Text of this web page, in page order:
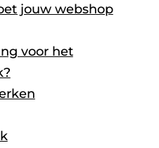
jouw webshop
voor het